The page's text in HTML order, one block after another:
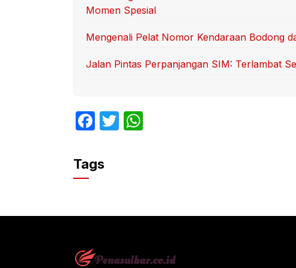
Momen Spesial
Mengenali Pelat Nomor Kendaraan Bodong
Jalan Pintas Perpanjangan SIM: Terlambat
F
c
e
o
k
T
p
Tags